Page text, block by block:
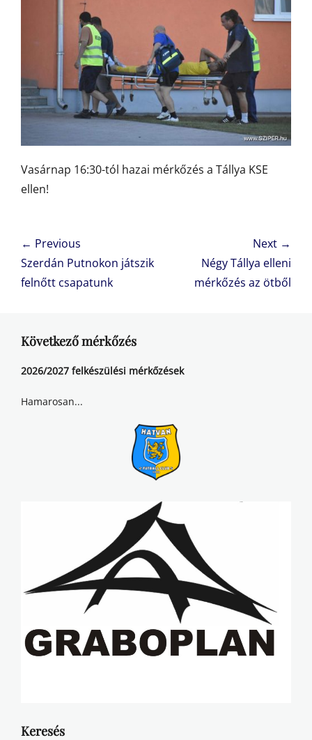
Vasárnap 16:30-tól hazai mérkőzés a Tállya KSE
ellen!
Bejegyzés
navigáció
← Previous
Previous
post:
Szerdán Putnokon játszik
felnőtt csapatunk
Next →
Négy Tállya elleni
mérkőzés az ötből
Következő mérkőzés
2026/2027 felkészülési mérkőzések
Hamarosan...
Keresés